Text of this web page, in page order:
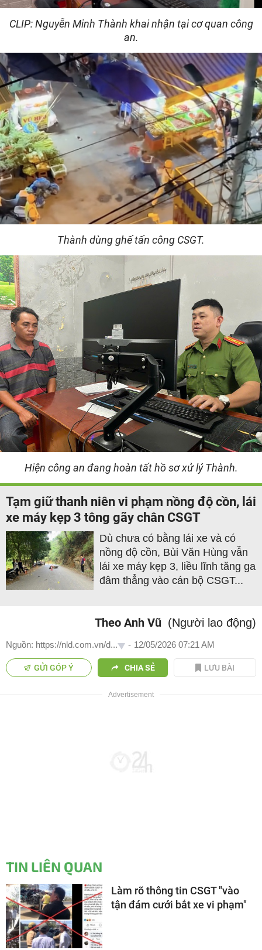
Video
CLIP: Nguyễn Minh Thành khai nhận tại cơ quan công
an.
Thành dùng ghế tấn công CSGT.
Hiện công an đang hoàn tất hồ sơ xử lý Thành.
Tạm giữ thanh niên vi phạm nồng độ cồn, lái
xe máy kẹp 3 tông gãy chân CSGT
Dù chưa có bằng lái xe và có
nồng độ cồn, Bùi Văn Hùng vẫn
lái xe máy kẹp 3, liều lĩnh tăng ga
đâm thẳng vào cán bộ CSGT...
Theo Anh Vũ (Người lao động)
Nguồn: https://nld.com.vn/d... - 12/05/2026 07:21 AM
GỬI GÓP Ý CHIA SẺ LƯU BÀI
TIN LIÊN QUAN
Làm rõ thông tin CSGT "vào
tận đám cưới bắt xe vi phạm"